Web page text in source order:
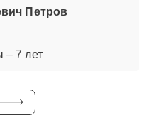
Петров
– 7 лет